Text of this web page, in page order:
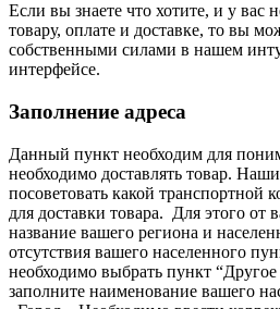
Если вы знаете что хотите, и у вас
товару, оплате и доставке, то вы
собственными силами в нашем
интерфейсе.
Заполнение адреса
Данный пункт необходим для
необходимо доставлять товар.
посоветовать какой транспортной
для доставки товара. Для этого от
название вашего региона и
отсутствия вашего населенного
необходимо выбрать пункт
заполните наименование вашего